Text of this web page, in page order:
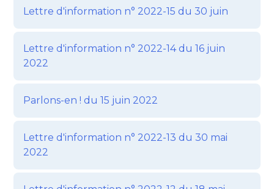
Lettre d'information n° 2022-15 du 30 juin
Lettre d'information n° 2022-14 du 16 juin
2022
Parlons-en ! du 15 juin 2022
Lettre d'information n° 2022-13 du 30 mai
2022